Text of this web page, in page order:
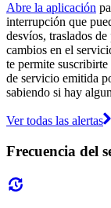
Abre la aplicación
interrupción que
desvíos, traslados
cambios en el
te permite
de servicio emitida
sabiendo si hay
Ver todas las alertas
Frecuencia del